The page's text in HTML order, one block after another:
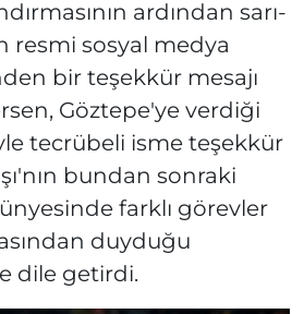
ardından sarı-
resmi sosyal medya
bir teşekkür mesajı
Göztepe'ye verdiği
tecrübeli isme teşekkür
bundan sonraki
farklı görevler
duyduğu
dile getirdi.